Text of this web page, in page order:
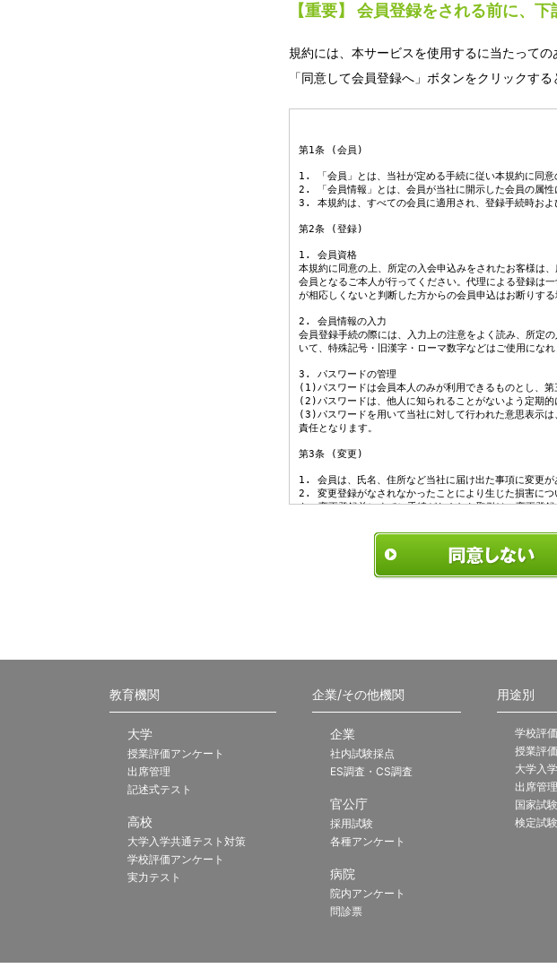
【重要】 会員登録をされる前に、
規約には、本サービスを使用するに当たっての
「同意して会員登録へ」ボタンをクリックす
教育機関
大学
授業評価アンケート
出席管理
記述式テスト
高校
大学入学共通テスト対策
学校評価アンケート
実力テスト
企業/その他機関
企業
社内試験採点
ES調査・CS調査
官公庁
採用試験
各種アンケート
病院
院内アンケート
問診票
用途別
学校評
授業評
大学入
出席管理
国家試
検定試験